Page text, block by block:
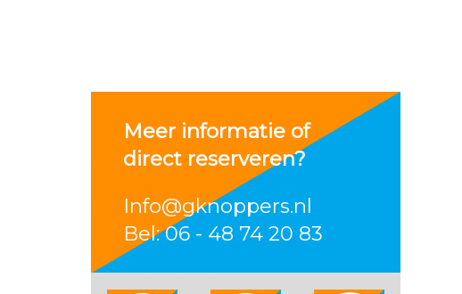
Meer informatie of
direct reserveren?
Info@gknoppers.nl
Bel: 06 - 48 74 20 83